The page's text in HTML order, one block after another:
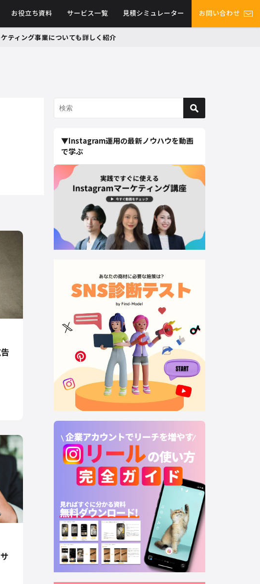
お役立ち資料 サービス一覧 見積シミュレーター お問い合わせ
ティング事業についても詳しく紹介
▼Instagram運用の最新ノウハウを動画
で学ぶ